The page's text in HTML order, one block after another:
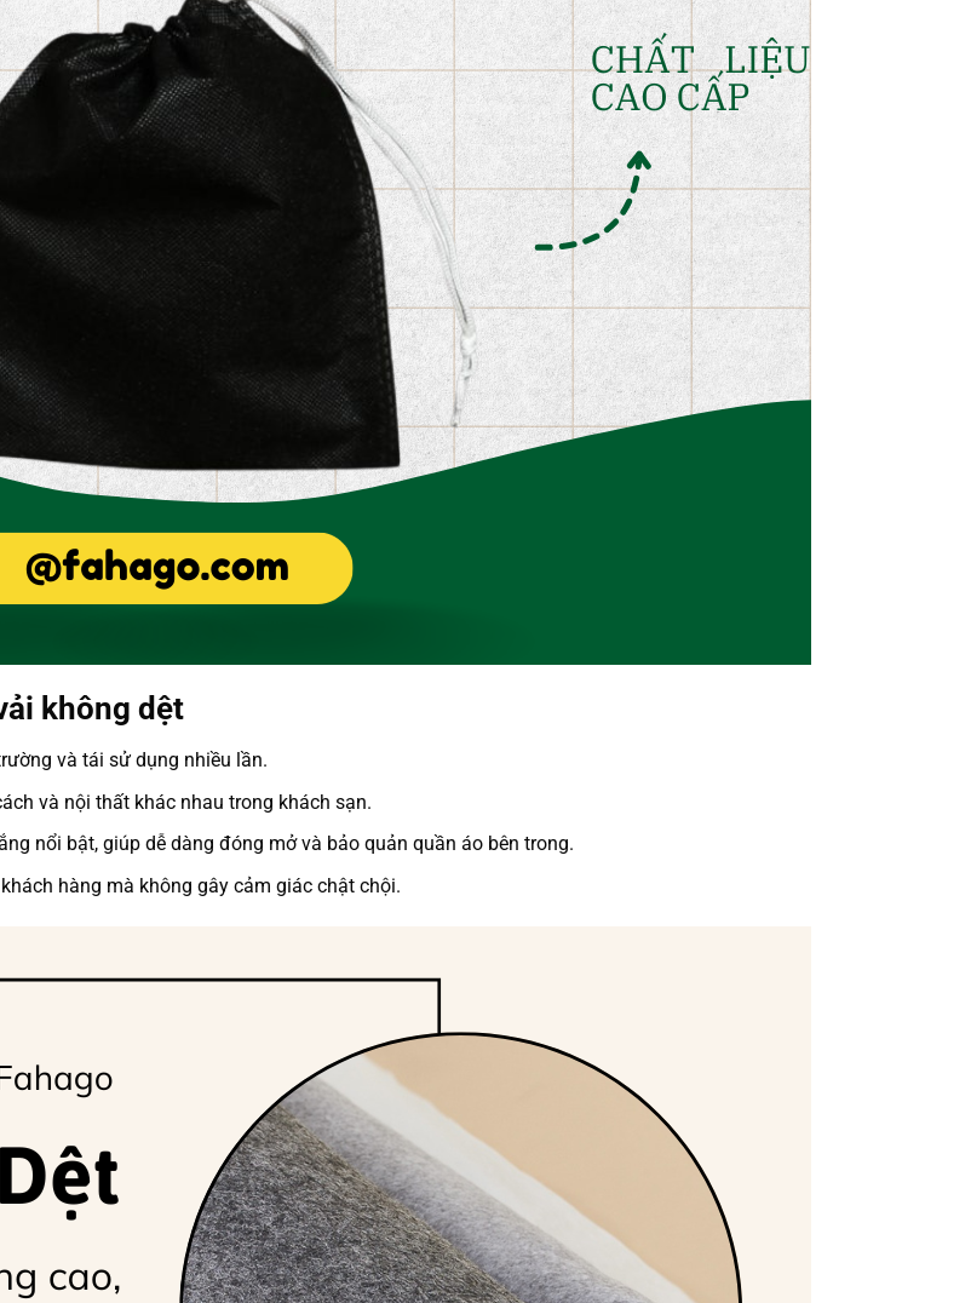
không dệt
và tái sử dụng nhiều lần.
và nội thất khác nhau trong khách sạn.
nổi bật, giúp dễ dàng đóng mở và bảo quản quần áo bên trong.
hàng mà không gây cảm giác chật chội.